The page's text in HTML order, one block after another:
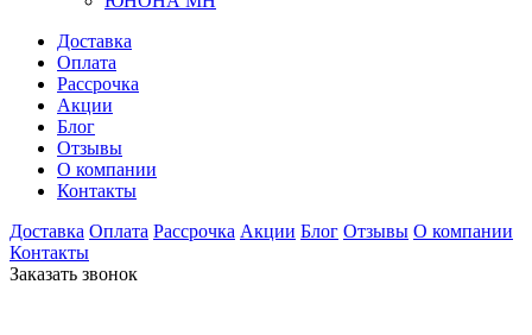
Доставка
Оплата
Рассрочка
Акции
Блог
Отзывы
О компании
Контакты
Доставка Оплата Рассрочка Акции Блог Отзывы О компании
Контакты
Заказать звонок